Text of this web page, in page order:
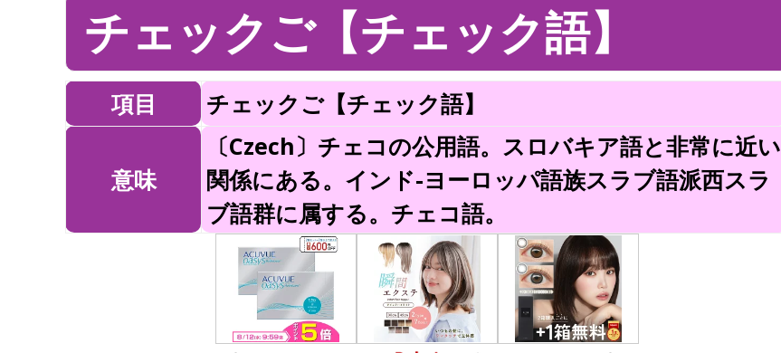
チェックご【チェック語】
項目 チェックご【チェック語】
意味
〔Czech〕チェコの公用語。スロバキア語と非常に近い
関係にある。インド-ヨーロッパ語族スラブ語派西スラ
ブ語群に属する。チェコ語。